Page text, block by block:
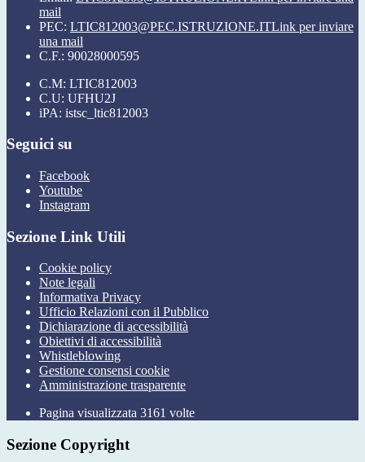
mail
PEC: LTIC812003@PEC.ISTRUZIONE.ITLink per inviare
una mail
C.F.: 90028000595
C.M: LTIC812003
C.U: UFHU2J
iPA: istsc_ltic812003
Seguici su
Facebook
Youtube
Instagram
Sezione Link Utili
Cookie policy
Note legali
Informativa Privacy
Ufficio Relazioni con il Pubblico
Dichiarazione di accessibilità
Obiettivi di accessibilità
Whistleblowing
Gestione consensi cookie
Amministrazione trasparente
Pagina visualizzata 3161 volte
Sezione Copyright